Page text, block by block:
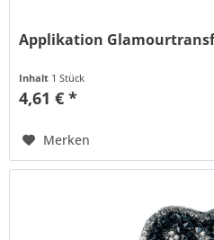
Applikation
Inhalt 1 Stück
4,61 € *
Merken